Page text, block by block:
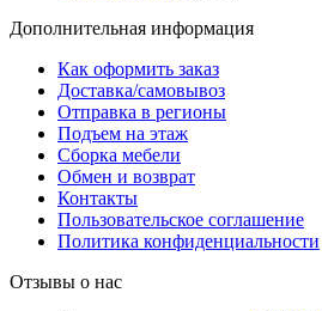
Дополнительная информация
Как оформить заказ
Доставка/самовывоз
Отправка в регионы
Подъем на этаж
Сборка мебели
Обмен и возврат
Контакты
Пользовательское соглашение
Политика конфиденциальности
Отзывы о нас